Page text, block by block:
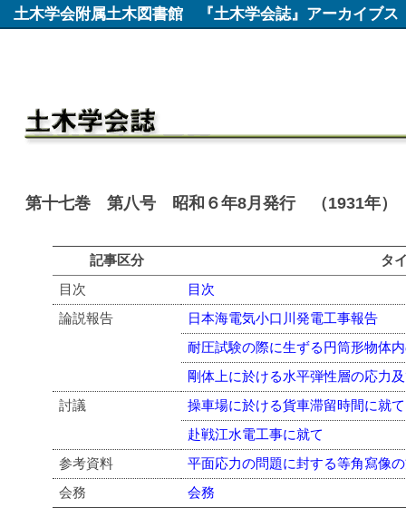
土木学会附属土木図書館 『土木学会誌』アーカイブス
第十七巻 第八号 昭和６年8月発行 （1931年）
記事区分
タ
目次
目次
論説報告
日本海電気小口川発電工事報告
耐圧試験の際に生ずる円筒形物体
剛体上に於ける水平弾性層の応力
討議
操車場に於ける貨車滞留時間に就て
赴戦江水電工事に就て
参考資料
平面応力の問題に封する等角寫像
会務
会務